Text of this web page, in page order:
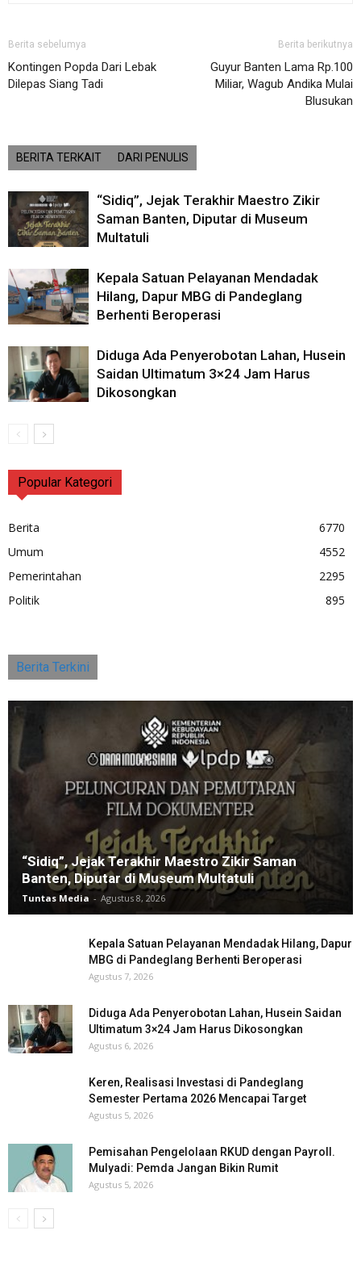
Berita sebelumya
Kontingen Popda Dari Lebak
Dilepas Siang Tadi
Berita berikutnya
Guyur Banten Lama Rp.100
Miliar, Wagub Andika Mulai
Blusukan
BERITA TERKAIT DARI PENULIS
“Sidiq”, Jejak Terakhir Maestro Zikir
Saman Banten, Diputar di Museum
Multatuli
Kepala Satuan Pelayanan Mendadak
Hilang, Dapur MBG di Pandeglang
Berhenti Beroperasi
Diduga Ada Penyerobotan Lahan, Husein
Saidan Ultimatum 3×24 Jam Harus
Dikosongkan
Popular Kategori
Berita
6770
Umum
4552
Pemerintahan
2295
Politik
895
Berita Terkini
“Sidiq”, Jejak Terakhir Maestro Zikir Saman
Banten, Diputar di Museum Multatuli
Tuntas Media - Agustus 8, 2026
Kepala Satuan Pelayanan Mendadak Hilang, Dapur
MBG di Pandeglang Berhenti Beroperasi
Agustus 7, 2026
Diduga Ada Penyerobotan Lahan, Husein Saidan
Ultimatum 3×24 Jam Harus Dikosongkan
Agustus 6, 2026
Keren, Realisasi Investasi di Pandeglang
Semester Pertama 2026 Mencapai Target
Agustus 5, 2026
Pemisahan Pengelolaan RKUD dengan Payroll.
Mulyadi: Pemda Jangan Bikin Rumit
Agustus 5, 2026